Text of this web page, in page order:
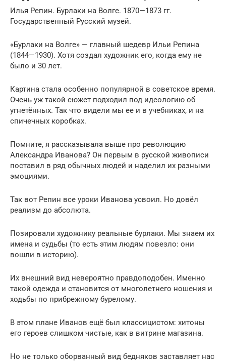
Илья Репин. Бурлаки на Волге. 1870—1873 гг.
Государственный Русский музей.
«Бурлаки на Волге» — главный шедевр Ильи Репина
(1844—1930). Хотя создал художник его, когда ему не
было и 30 лет.
Картина стала особенно популярной в советское время.
Очень уж такой сюжет подходил под идеологию об
угнетённых. Так что видели мы ее и в учебниках, и на
спичечных коробках.
Помните, я рассказывала выше про революцию
Александра Иванова? Он первым в русской живописи
поставил в ряд обычных людей и наделил их разными
эмоциями.
Так вот Репин все уроки Иванова усвоил. Но довёл
реализм до абсолюта.
Позировали художнику реальные бурлаки. Мы знаем их
имена и судьбы (то есть этим людям повезло: они
вошли в историю).
Их внешний вид невероятно правдоподобен. Именно
такой одежда и становится от многолетнего ношения и
ходьбы по прибрежному бурелому.
В этом плане Иванов ещё был классицистом: хитоны
его героев слишком чистые, как в витрине магазина.
Но не только оборванный вид бедняков заставляет нас